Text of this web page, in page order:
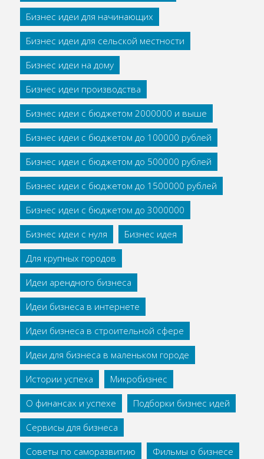
Бизнес идеи для начинающих
Бизнес идеи для сельской местности
Бизнес идеи на дому
Бизнес идеи производства
Бизнес идеи с бюджетом 2000000 и выше
Бизнес идеи с бюджетом до 100000 рублей
Бизнес идеи с бюджетом до 500000 рублей
Бизнес идеи с бюджетом до 1500000 рублей
Бизнес идеи с бюджетом до 3000000
Бизнес идеи с нуля
Бизнес идея
Для крупных городов
Идеи арендного бизнеса
Идеи бизнеса в интернете
Идеи бизнеса в строительной сфере
Идеи для бизнеса в маленьком городе
Истории успеха
Микробизнес
О финансах и успехе
Подборки бизнес идей
Сервисы для бизнеса
Советы по саморазвитию
Фильмы о бизнесе